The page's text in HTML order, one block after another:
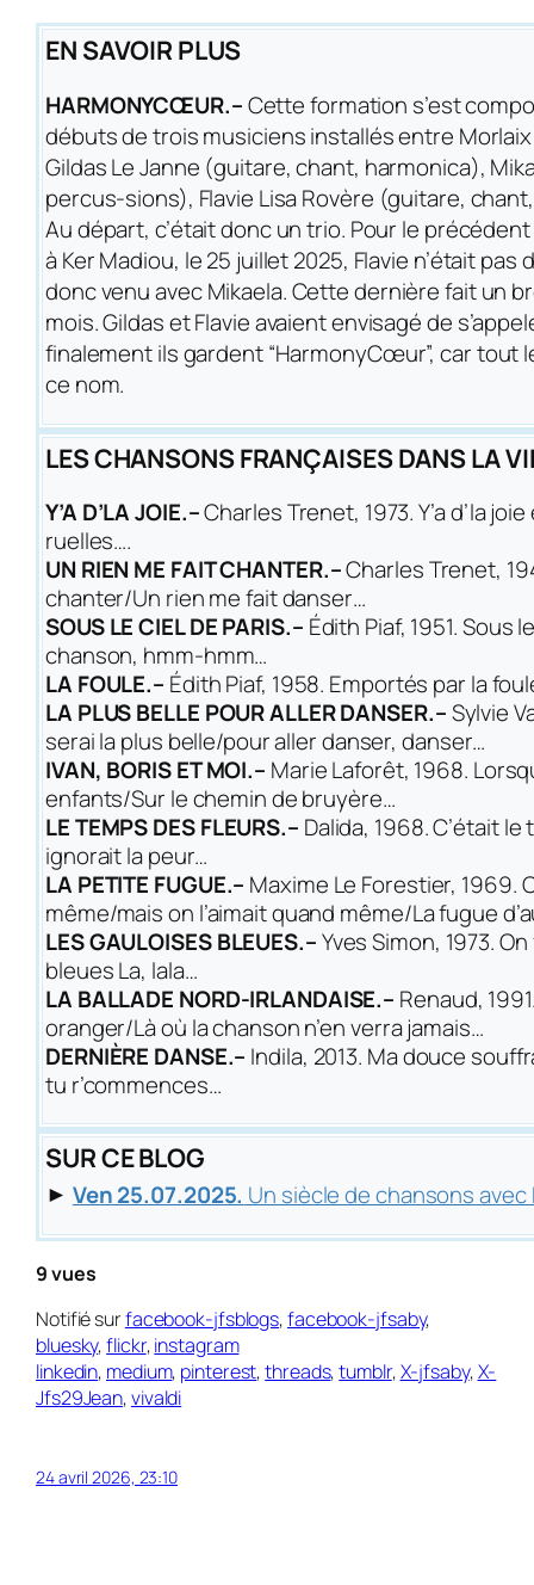
EN SAVOIR PLUS
HARMONYCŒUR.–Cette formation s’est
débuts de trois musiciens installés entre
Gildas Le Janne (guitare, chant, harmonica),
percus-sions), Flavie Lisa Rovère (guitare,
Au départ, c’était donc un trio. Pour le
à Ker Madiou, le 25 juillet 2025, Flavie n’était pas
donc venu avec Mikaela. Cette dernière fait un
mois. Gildas et Flavie avaient envisagé de
finalement ils gardent “HarmonyCœur”, car tout
ce nom.
LES CHANSONS FRANÇAISES DANS LA
Y’A D’LA JOIE.–Charles Trenet, 1973.Y’a d’la
ruelles….
UN RIEN ME FAIT CHANTER.–Charles Trenet,
chanter/Un rien me fait danser…
SOUS LE CIEL DE PARIS.– Édith Piaf, 1951.Sous
chanson, hmm-hmm…
LA FOULE.– Édith Piaf, 1958. Emportés par la
LA PLUS BELLE POUR ALLER DANSER.–Sylvie
serai la plus belle/pour aller danser, danser…
IVAN, BORIS ET MOI.– Marie Laforêt, 1968.
enfants/Sur le chemin de bruyère…
LE TEMPS DES FLEURS.– Dalida, 1968.C’était
ignorait la peur…
LA PETITE FUGUE.– Maxime Le Forestier, 1969.
même/mais on l’aimait quand même/La fugue
LES GAULOISES BLEUES.–Yves Simon, 1973.
bleues La, lala…
LA BALLADE NORD-IRLANDAISE.– Renaud,
oranger/Là où la chanson n’en verra jamais…
DERNIÈRE DANSE.– Indila, 2013. Ma douce
tu r’commences…
SUR CE BLOG
► Ven 25.07.2025. Un siècle de chansons
9 vues
Notifié surfacebook-jfsblogs,facebook-jfsaby,
bluesky,flickr,instagram
linkedin, medium, pinterest,threads,tumblr,X-jfsaby,X-
Jfs29Jean,vivaldi
24 avril 2026, 23:10